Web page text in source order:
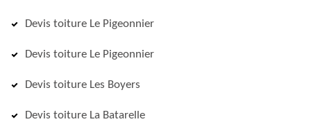
Devis toiture Le Pigeonnier
Devis toiture Le Pigeonnier
Devis toiture Les Boyers
Devis toiture La Batarelle